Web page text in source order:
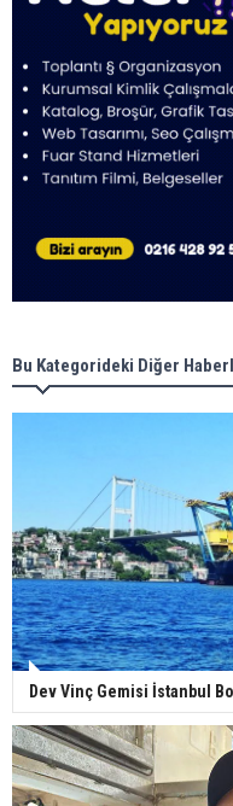
Bu Kategorideki Diğer
Dev Vinç Gemisi İstanbul